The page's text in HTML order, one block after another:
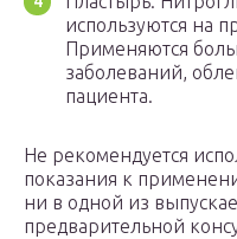
используются на
Применяются
заболеваний,
пациента.
Не рекомендуется
показания к
ни в одной из
предварительной